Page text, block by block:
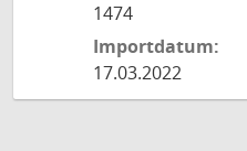
1474
Importdatum:
17.03.2022